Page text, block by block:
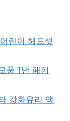
린이 헤드셋
품 1년 패키
강화유리 액